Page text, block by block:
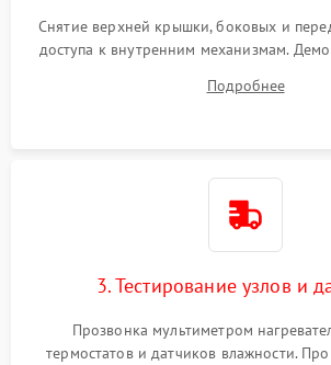
Снятие верхней крышки, боковых и
доступа к внутренним механизмам.
Обеспечение свободного доступа к
Подробнее
3. Тестирование узлов и
Прозвонка мультиметром
термостатов и датчиков влажности.